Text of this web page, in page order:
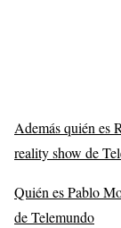
Además quién es
reality show de
Quién es Pablo
de Telemundo